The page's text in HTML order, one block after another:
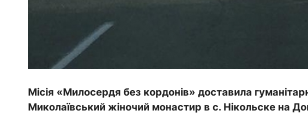
Місія «Милосердя без кордонів» доставила
Миколаївський жіночий монастир в с. Нікольске на